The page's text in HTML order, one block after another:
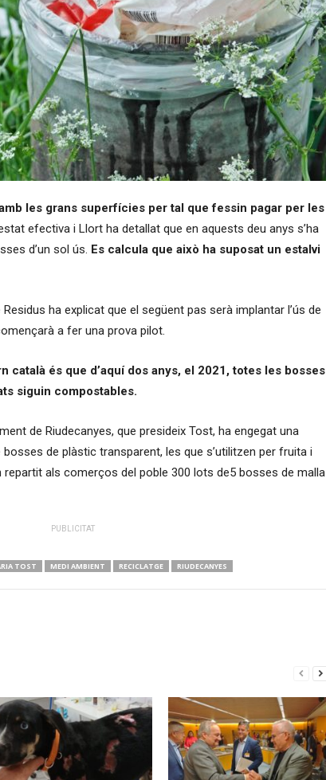
les grans superfícies per tal que fessin pagar per les
efectiva i Llort ha detallat que en aquests deu anys s’ha
d’un sol ús. Es calcula que això ha suposat un estalvi
ha explicat que el següent pas serà implantar l’ús de
a fer una prova pilot.
català és que d’aquí dos anys, el 2021, totes les bosses
siguin compostables.
de Riudecanyes, que presideix Tost, ha engegat una
de plàstic transparent, les que s’utilitzen per fruita i
repartit als comerços del poble 300 lots de5 bosses de malla
PUBLICITAT
TOST MEDI AMBIENT RECICLATGE RIUDECANYES